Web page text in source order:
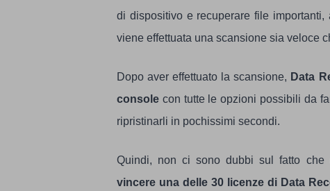
di dispositivo e recuperare file importanti,
viene effettuata una scansione sia veloce
Dopo aver effettuato la scansione, Data
console con tutte le opzioni possibili da
ripristinarli in pochissimi secondi.
Quindi, non ci sono dubbi sul fatto che
vincere una delle 30 licenze di Data